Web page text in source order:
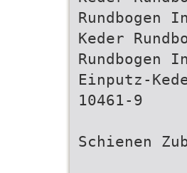
Rundbogen
Keder
Rundbogen
Einputz-
10461-9
Schienen